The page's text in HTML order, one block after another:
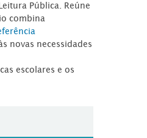
Pública. Reúne
combina
novas necessidades
escolares e os